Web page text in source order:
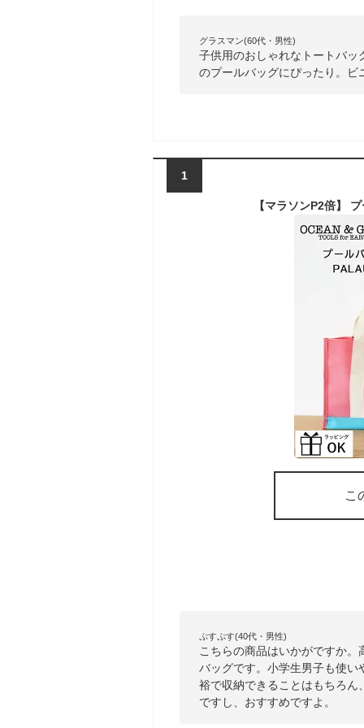
グラスマン(60代・男性)
子供用のおしゃれなトートバ
のプールバッグにぴったり。
1
こ
ぷすぷす(40代・男性)
こちらの商品はいかがですか
バッグです。小学生男子も使
裕で収納できることはもちろ
ですし、おすすめですよ。